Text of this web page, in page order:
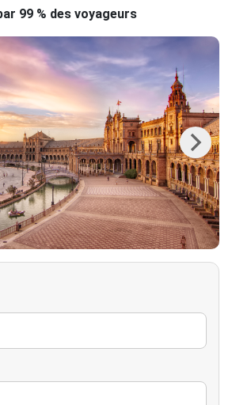
99 % des voyageurs
Next